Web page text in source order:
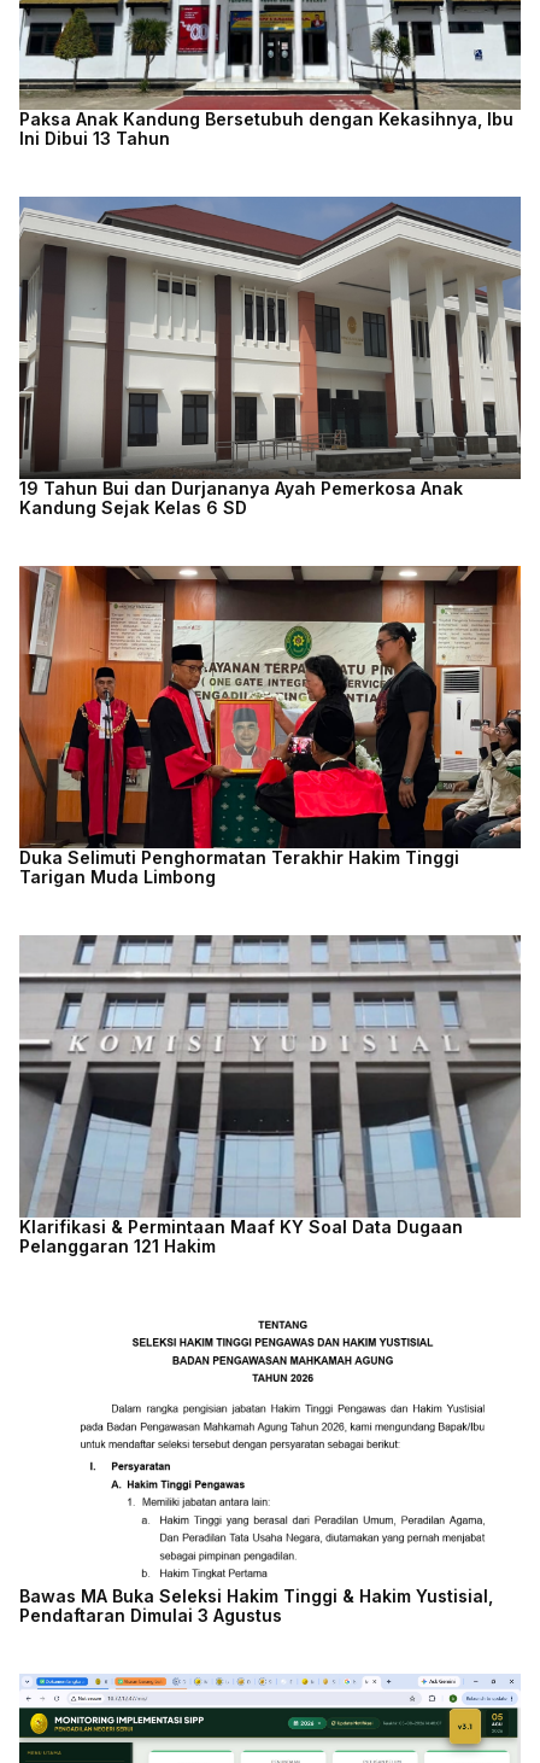
Paksa Anak Kandung Bersetubuh dengan Kekasihnya, Ibu
Ini Dibui 13 Tahun
19 Tahun Bui dan Durjananya Ayah Pemerkosa Anak
Kandung Sejak Kelas 6 SD
Duka Selimuti Penghormatan Terakhir Hakim Tinggi
Tarigan Muda Limbong
Klarifikasi & Permintaan Maaf KY Soal Data Dugaan
Pelanggaran 121 Hakim
Bawas MA Buka Seleksi Hakim Tinggi & Hakim Yustisial,
Pendaftaran Dimulai 3 Agustus